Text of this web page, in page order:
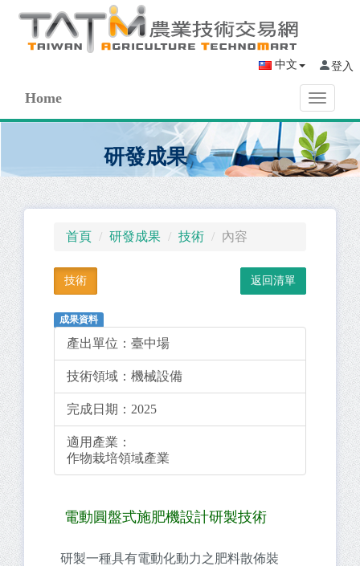
中文 登入
Toggle
Home
研發成果
首頁 研發成果 技術 內容
技術
成果資料
產出單位： 臺中場
技術領域： 機械設備
完成日期： 2025
適用產業：
作物栽培領域產業
電動圓盤式施肥機設計研製技術
研製一種具有電動化動力之肥料散佈裝